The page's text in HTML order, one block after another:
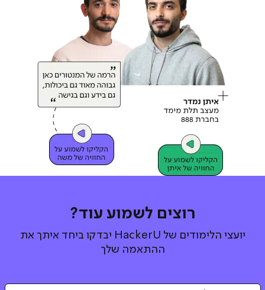
רוצים לשמוע עוד?
יועצי הלימודים של HackerU יבדקו ביחד איתך את
ההתאמה שלך